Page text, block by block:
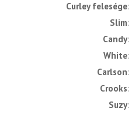
Curley felesége
Slim
Candy
White
Carlson
Crooks
Suzy